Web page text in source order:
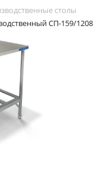
столы
СП-159/1208